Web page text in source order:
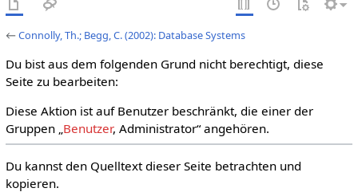
←Connolly, Th.; Begg, C. (2002): Database Systems
Du bist aus dem folgenden Grund nicht berechtigt, diese
Seite zu bearbeiten:
Diese Aktion ist auf Benutzer beschränkt, die einer der
Gruppen „Benutzer, Administrator“ angehören.
Du kannst den Quelltext dieser Seite betrachten und
kopieren.